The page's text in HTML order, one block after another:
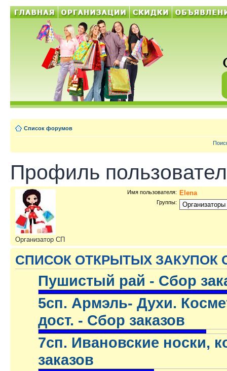
Список форумов
Профиль
Организатор СП
Имя пользователя: Elena
Группы:
СПИСОК ОТКРЫТЫХ ЗАКУПОК
Пушистый рай - Сбор
5сп. Армэль- Духи.
дост. - Сбор заказов
7сп. Ивановские носки,
заказов